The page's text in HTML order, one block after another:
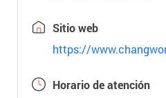
Sitio web
https://
Horario de atención